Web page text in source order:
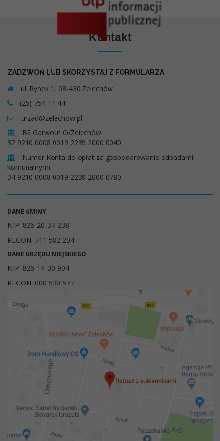
Kontakt
ZADZWOŃ LUB SKORZYSTAJ Z FORMULARZA
ul. Rynek 1, 08-430 Żelechów
(25) 754 11 44
urzad@zelechow.pl
BS Garwolin O/Żelechów
32 9210 0008 0019 2239 2000 0040
Numer Konta do opłat za gospodarowanie odpadami
komunalnymi:
34 9210 0008 0019 2239 2000 0780
DANE GMINY
NIP: 826-20-37-238
REGON: 711 582 204
DANE URZĘDU MIEJSKIEGO
NIP: 826-14-30-904
REGON: 000 530 577